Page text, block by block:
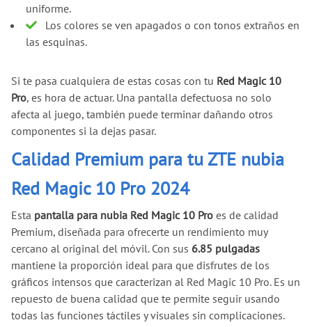
uniforme.
Los colores se ven apagados o con tonos extraños en
las esquinas.
Si te pasa cualquiera de estas cosas con tu Red Magic 10
Pro, es hora de actuar. Una pantalla defectuosa no solo
afecta al juego, también puede terminar dañando otros
componentes si la dejas pasar.
Calidad Premium para tu ZTE nubia
Red Magic 10 Pro 2024
Esta pantalla para nubia Red Magic 10 Pro es de calidad
Premium, diseñada para ofrecerte un rendimiento muy
cercano al original del móvil. Con sus 6.85 pulgadas
mantiene la proporción ideal para que disfrutes de los
gráficos intensos que caracterizan al Red Magic 10 Pro. Es un
repuesto de buena calidad que te permite seguir usando
todas las funciones táctiles y visuales sin complicaciones.